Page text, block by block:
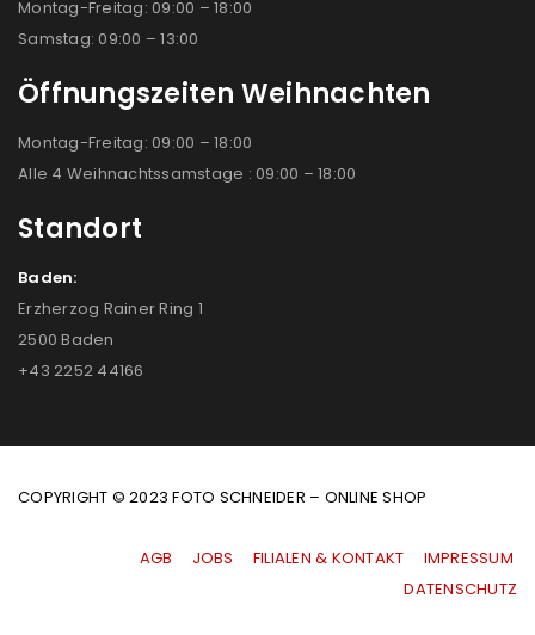
Montag-Freitag: 09:00 – 18:00
Samstag: 09:00 – 13:00
Öffnungszeiten Weihnachten
Montag-Freitag: 09:00 – 18:00
Alle 4 Weihnachtssamstage : 09:00 – 18:00
Standort
Baden:
Erzherzog Rainer Ring 1
2500 Baden
+43 2252 44166
COPYRIGHT © 2023 FOTO SCHNEIDER – ONLINE SHOP
AGB JOBS FILIALEN & KONTAKT
IMPRESSUM
|DATENSCHUTZ